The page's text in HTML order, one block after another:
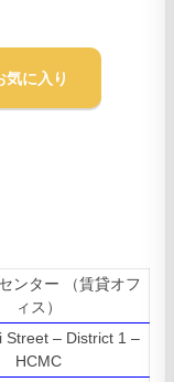
気に入り
ンター （賃貸オフ
ィス）
Street – District 1 –
HCMC